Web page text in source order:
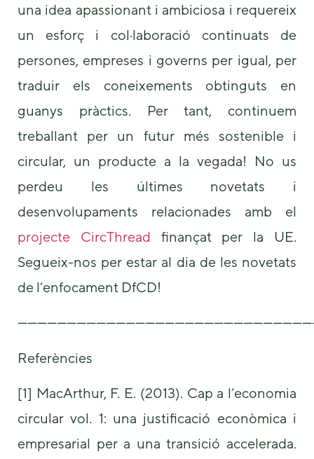
una idea apassionant i ambiciosa i requereix
un esforç i col·laboració continuats de
persones, empreses i governs per igual, per
traduir els coneixements obtinguts en
guanys pràctics. Per tant, continuem
treballant per un futur més sostenible i
circular, un producte a la vegada! No us
perdeu les últimes novetats i
desenvolupaments relacionades amb el
projecte CircThread finançat per la UE.
Segueix-nos per estar al dia de les novetats
de l’enfocament DfCD!
Referències
[1] MacArthur, F. E. (2013). Cap a l’economia
circular vol. 1: una justificació econòmica i
empresarial per a una transició accelerada.